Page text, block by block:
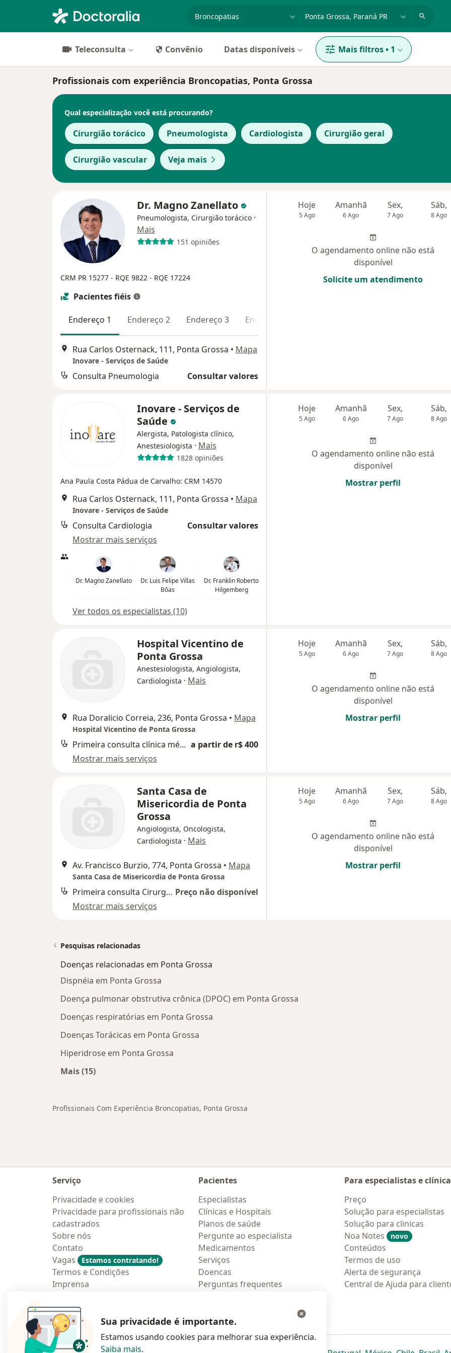
Teleconsulta Convênio Datas disponíveis Mais filtros• 1
Profissionais com experiência Broncopatias, Ponta Grossa
Qual especialização você está procurando?
Cirurgião torácico Pneumologista Cardiologista Cirurgião geral
Cirurgião vascular Veja mais
Dr. Magno Zanellato
Pneumologista, Cirurgião torácico ·
Mais
151 opiniões
CRM PR 15277 - RQE 9822 - RQE 17224
Pacientes fiéis
Endereço 1 Endereço 2 Endereço 3 Endereço 4
Rua Carlos Osternack, 111, Ponta Grossa • Mapa
Inovare - Serviços de Saúde
Consulta Pneumologia Consultar valores
Hoje
5 Ago
Amanhã
6 Ago
Sex,
7 Ago
Sáb,
8 Ago
O agendamento online não está
disponível
Solicite um atendimento
Inovare - Serviços de
Saúde
Alergista, Patologista clínico,
Anestesiologista · Mais
1828 opiniões
Ana Paula Costa Pádua de Carvalho: CRM 14570
Rua Carlos Osternack, 111, Ponta Grossa • Mapa
Inovare - Serviços de Saúde
Consulta Cardiologia
Consultar valores
Mostrar mais serviços
Dr. Magno Zanellato
Dr. Luis Felipe Villas
Bôas
Dr. Franklin Roberto
Hilgemberg
Ver todos os especialistas (10)
Hoje
5 Ago
Amanhã
6 Ago
Sex,
7 Ago
Sáb,
8 Ago
O agendamento online não está
disponível
Mostrar perfil
Hospital Vicentino de
Ponta Grossa
Anestesiologista, Angiologista,
Cardiologista · Mais
Rua Doralicio Correia, 236, Ponta Grossa • Mapa
Hospital Vicentino de Ponta Grossa
Primeira consulta clínica médica a partir de r$ 400
Mostrar mais serviços
Hoje
5 Ago
Amanhã
6 Ago
Sex,
7 Ago
Sáb,
8 Ago
O agendamento online não está
disponível
Mostrar perfil
Santa Casa de
Misericordia de Ponta
Grossa
Angiologista, Oncologista,
Cardiologista · Mais
Av. Francisco Burzio, 774, Ponta Grossa • Mapa
Santa Casa de Misericordia de Ponta Grossa
Primeira consulta Cirurgia Plástica Preço não disponível
Mostrar mais serviços
Hoje
5 Ago
Amanhã
6 Ago
Sex,
7 Ago
Sáb,
8 Ago
O agendamento online não está
disponível
Mostrar perfil
Pesquisas relacionadas
Doenças relacionadas em Ponta Grossa
Dispnéia em Ponta Grossa
Doença pulmonar obstrutiva crônica (DPOC) em Ponta Grossa
Doenças respiratórias em Ponta Grossa
Doenças Torácicas em Ponta Grossa
Hiperidrose em Ponta Grossa
Mais (15)
Profissionais Com Experiência Broncopatias, Ponta Grossa
Serviço
Privacidade e cookies
Privacidade para profissionais não
cadastrados
Sobre nós
Contato
Vagas
Estamos contratando!
Termos e Condições
Imprensa
Pacientes
Especialistas
Clínicas e Hospitais
Planos de saúde
Pergunte ao especialista
Medicamentos
Serviços
Doencas
Perguntas frequentes
Para especialistas e
Preço
Solução para especialistas
Solução para clinicas
Noa Notes
novo
Conteúdos
Termos de uso
Alerta de segurança
Central de Ajuda para
Sua privacidade é importante.
Estamos usando cookies para melhorar sua experiência.
Saiba mais.